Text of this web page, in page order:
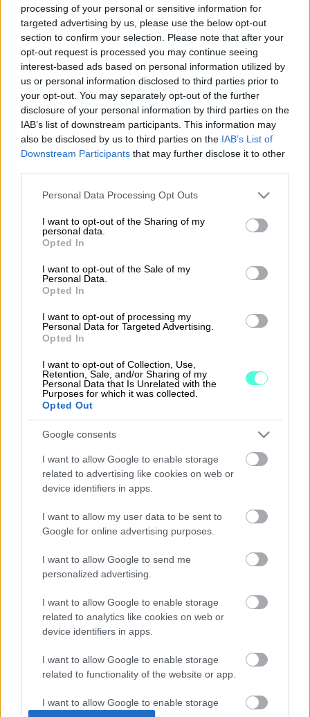
processing of your personal or sensitive information for
targeted advertising by us, please use the below opt-out
section to confirm your selection. Please note that after your
opt-out request is processed you may continue seeing
interest-based ads based on personal information utilized by
us or personal information disclosed to third parties prior to
your opt-out. You may separately opt-out of the further
disclosure of your personal information by third parties on the
IAB’s list of downstream participants. This information may
also be disclosed by us to third parties on the IAB’s List of
Downstream Participants that may further disclose it to other
Please note that this website/app uses one or more Google
not limited to your visit or usage behaviour. You may click to
grant or deny consent to Google and its third-party tags to
use your data for below specified purposes in below Google
consent section.
Personal Data Processing Opt Outs
I want to opt-out of the Sharing of my
personal data.
Opted In
I want to opt-out of the Sale of my
Personal Data.
Opted In
I want to opt-out of processing my
Personal Data for Targeted Advertising.
Opted In
I want to opt-out of Collection, Use,
Retention, Sale, and/or Sharing of my
Personal Data that Is Unrelated with the
Purposes for which it was collected.
Opted Out
Google consents
I want to allow Google to enable storage
related to advertising like cookies on web or
device identifiers in apps.
I want to allow my user data to be sent to
Google for online advertising purposes.
I want to allow Google to send me
personalized advertising.
I want to allow Google to enable storage
related to analytics like cookies on web or
device identifiers in apps.
I want to allow Google to enable storage
related to functionality of the website or app.
I want to allow Google to enable storage
Kokoelmat
Sertifioidut kumppanit
Suosituimmat
Palvelumme
Lisäpalvelut
Ohjelmistokumppanit
Kassajärjestelmä
Kirjanpito
Matkustuksenhallinta
Ostot ja kuitit
Palkka ja HR
Rahoitus ja pankkipalvelut
Raportointi ja BI
Sopimukset ja allekirjoitus
Tunnit ja työvuorot
Varaston hallinta
Asiantuntijapalvelut
Huolto- ja korjaamopalvelut
Kasvuyritykset
Kaupan ala
Kulttuuri ja vapaa-aika
Maa-, metsä- ja kalatalous
Majoitus- ja ravintola-ala
Rakentaminen ja asennustyöt
Terveys- ja sosiaalipalvelut
Tilitoimistot
Valitse suodattimia
Ratkaisualue Matkustuksenhallinta
Finago eTasku
Kuitit, matkalaskut ja muut dokumentit
Matkustuksenhallinta Ostot ja kuitit
Finago Travel
Helppo ja tehokas ratkaisu matka- ja
kululaskujen hallintaan
Matkustuksenhallinta Ostot ja kuitit